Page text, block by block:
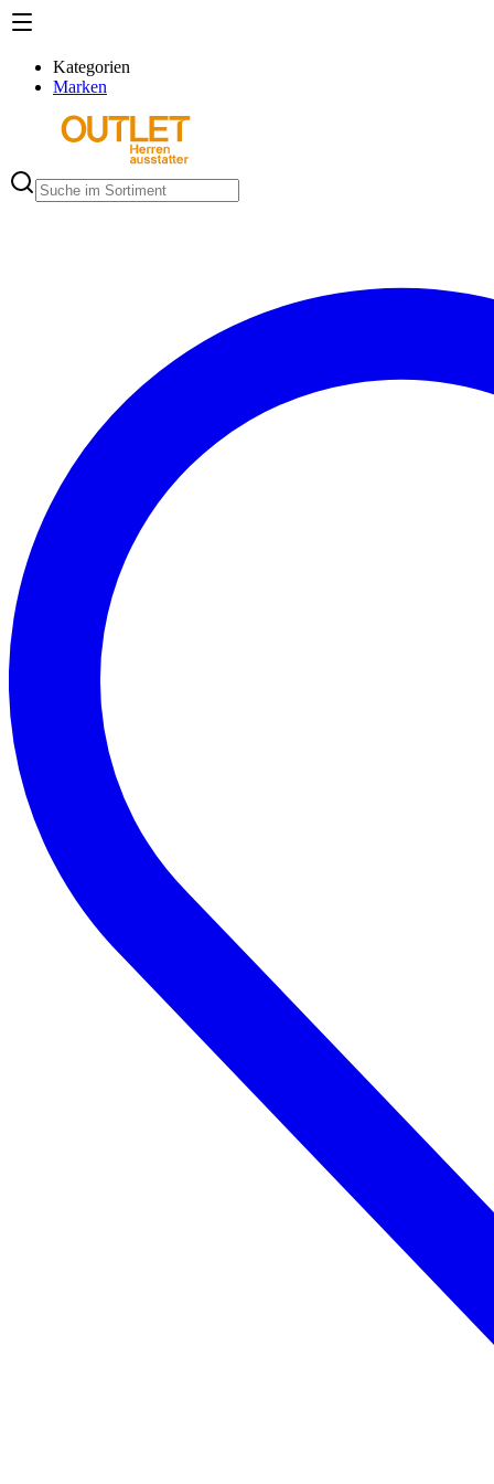
Kategorien
Marken